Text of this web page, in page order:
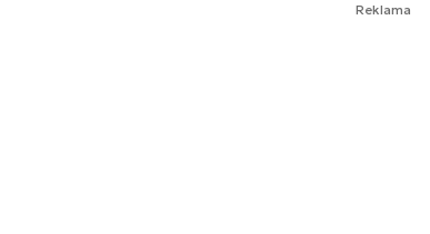
Reklama